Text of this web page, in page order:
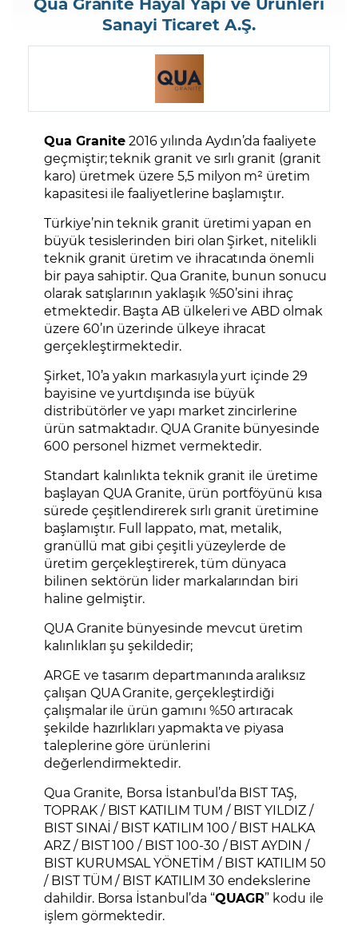
Sanayi Ticaret A.Ş.
Qua Granite2016 yılında Aydın’da faaliyete
geçmiştir; teknik granit ve sırlı granit (granit
karo) üretmek üzere 5,5 milyon m² üretim
kapasitesi ile faaliyetlerine başlamıştır.
Türkiye’nin teknik granit üretimi yapan en
büyük tesislerinden biri olan Şirket, nitelikli
teknik granit üretim ve ihracatında önemli
bir paya sahiptir. Qua Granite, bunun sonucu
olarak satışlarının yaklaşık %50’sini ihraç
etmektedir. Başta AB ülkeleri ve ABD olmak
üzere 60’ın üzerinde ülkeye ihracat
gerçekleştirmektedir.
Şirket, 10’a yakın markasıyla yurt içinde 29
bayisine ve yurtdışında ise büyük
distribütörler ve yapı market zincirlerine
ürün satmaktadır. QUA Granite bünyesinde
600 personel hizmet vermektedir.
Standart kalınlıkta teknik granit ile üretime
başlayan QUA Granite, ürün portföyünü kısa
sürede çeşitlendirerek sırlı granit üretimine
başlamıştır. Full lappato, mat, metalik,
granüllü mat gibi çeşitli yüzeylerde de
üretim gerçekleştirerek, tüm dünyaca
bilinen sektörün lider markalarından biri
haline gelmiştir.
QUA Granite bünyesinde mevcut üretim
kalınlıkları şu şekildedir;
ARGE ve tasarım departmanında aralıksız
çalışan QUA Granite, gerçekleştirdiği
çalışmalar ile ürün gamını %50 artıracak
şekilde hazırlıkları yapmakta ve piyasa
taleplerine göre ürünlerini
değerlendirmektedir.
Qua Granite, Borsa İstanbul’da BIST TAŞ,
TOPRAK / BIST KATILIM TUM / BIST YILDIZ /
BIST SINAİ / BIST KATILIM 100 / BIST HALKA
ARZ / BIST 100 / BIST 100-30 / BIST AYDIN /
BIST KURUMSAL YÖNETİM / BIST KATILIM 50
/ BIST TÜM / BIST KATILIM 30 endekslerine
dahildir. Borsa İstanbul’da “QUAGR” kodu ile
işlem görmektedir.